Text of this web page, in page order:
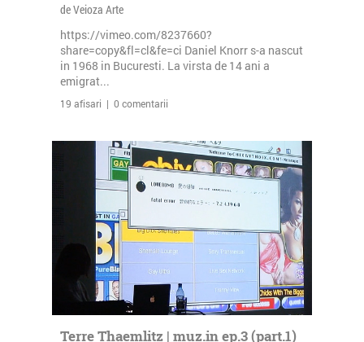
de Veioza Arte
https://vimeo.com/8237660?
share=copy&fl=cl&fe=ci Daniel Knorr s-a nascut
in 1968 in Bucuresti. La virsta de 14 ani a
emigrat...
19 afisari | 0 comentarii
Terre Thaemlitz | muz.in ep.3 (part.1)